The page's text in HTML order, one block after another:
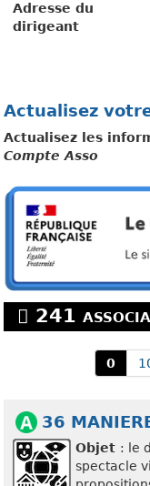
Adresse du
dirigeant
Actualisez
Actualisez les
Compte Asso
241
0
36
Objet : le
spectacle